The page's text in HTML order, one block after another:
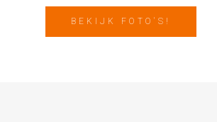
BEKIJK FOTO'S!